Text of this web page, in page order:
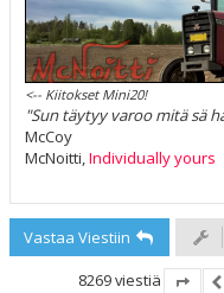
<-- Kiitokset Mini20!
"Sun täytyy varoo mitä sä
McCoy
McNoitti,Individually yours
Vastaa Viestiin
8269 viestiä